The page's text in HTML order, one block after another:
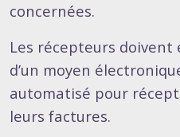
concernées.
Les récepteurs
d’un moyen
automatisé pour
leurs factures.